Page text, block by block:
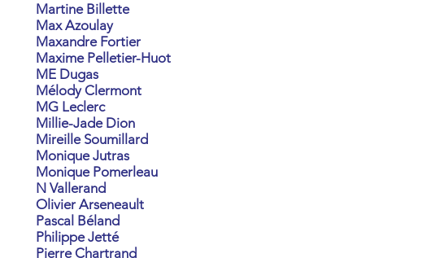
Martine Billette
Max Azoulay
Maxandre Fortier
Maxime Pelletier-Huot
ME Dugas
Mélody Clermont
MG Leclerc
Millie-Jade Dion
Mireille Soumillard
Monique Jutras
Monique Pomerleau
N Vallerand
Olivier Arseneault
Pascal Béland
Philippe Jetté
Pierre Chartrand